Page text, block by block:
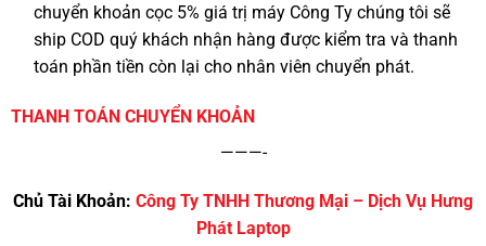
chuyển khoản cọc 5% giá trị máy Công Ty chúng tôi sẽ
ship COD quý khách nhận hàng được kiểm tra và thanh
toán phần tiền còn lại cho nhân viên chuyển phát.
THANH TOÁN CHUYỂN KHOẢN
———-
Chủ Tài Khoản: Công Ty TNHH Thương Mại – Dịch Vụ Hưng
Phát Laptop